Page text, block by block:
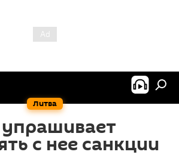
Литва
с нее санкции